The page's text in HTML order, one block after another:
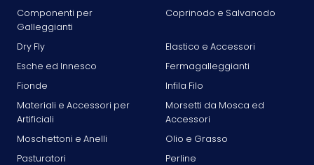
Componenti per
Galleggianti
Coprinodo e Salvanodo
Dry Fly
Elastico e Accessori
Esche ed Innesco
Fermagalleggianti
Fionde
Infila Filo
Materiali e Accessori per
Artificiali
Morsetti da Mosca ed
Accessori
Moschettoni e Anelli
Olio e Grasso
Pasturatori
Perline